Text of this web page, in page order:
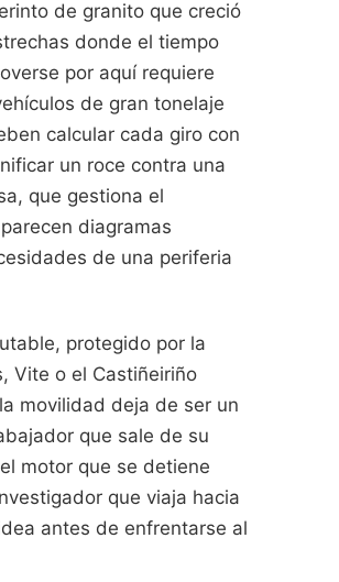
de granito que creció
donde el tiempo
por aquí requiere
de gran tonelaje
calcular cada giro con
un roce contra una
que gestiona el
diagramas
de una periferia
protegido por la
Vite o el Castiñeiriño
movilidad deja de ser un
que sale de su
motor que se detiene
que viaja hacia
antes de enfrentarse al